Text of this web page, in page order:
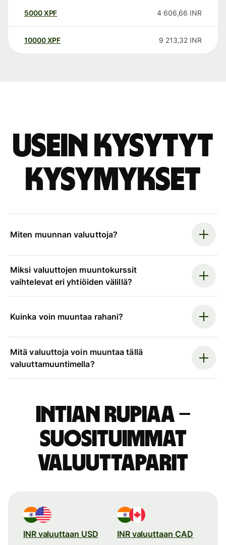
5000XPF 4 606,66 INR
10000 XPF 9 213,32 INR
Usein kysytyt
kysymykset
Miten muunnan valuuttoja?
Miksi valuuttojen muuntokurssit
vaihtelevat eri yhtiöiden välillä?
Kuinka voin muuntaa rahani?
Mitä valuuttoja voin muuntaa tällä
valuuttamuuntimella?
Intian rupiaa –
suosituimmat
valuuttaparit
INR valuuttaan USD INR valuuttaan CAD